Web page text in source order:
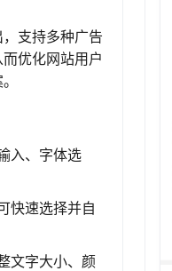
支持多种广告
优化网站用户
入、字体选
快速选择并自
文字大小、颜